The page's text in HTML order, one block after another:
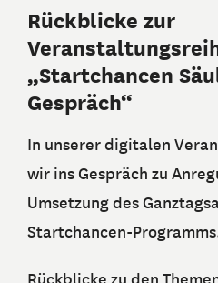
Rückblicke zur
„Startchancen
Gespräch“
In unserer digitalen
wir ins Gespräch zu
Umsetzung des
Startchancen-